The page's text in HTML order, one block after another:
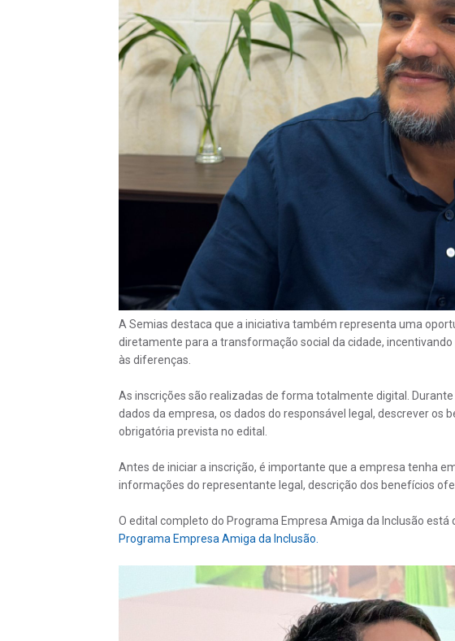
A Semias destaca que a iniciativa também representa uma
diretamente para a transformação social da cidade,
às diferenças.
As inscrições são realizadas de forma totalmente digital.
dados da empresa, os dados do responsável legal, descrever
obrigatória prevista no edital.
Antes de iniciar a inscrição, é importante que a empresa tenha
informações do representante legal, descrição dos benefícios
O edital completo do Programa Empresa Amiga da Inclusão está
Programa Empresa Amiga da Inclusão.